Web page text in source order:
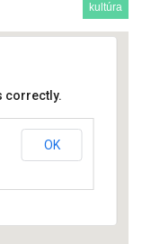
kultúra
correctly.
OK